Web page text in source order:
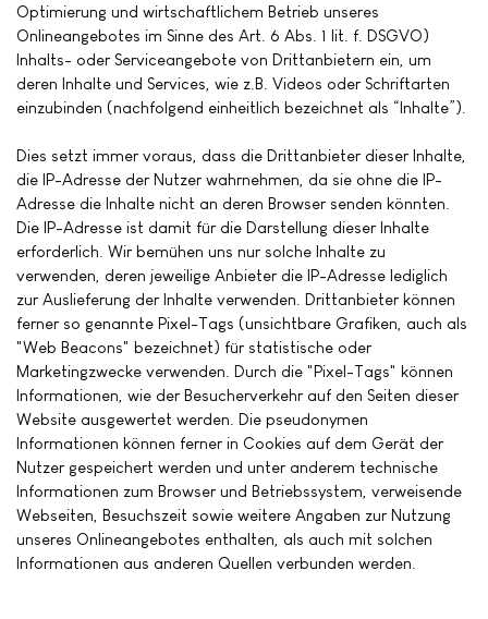
Optimierung und wirtschaftlichem Betrieb unseres
Onlineangebotes im Sinne des Art. 6 Abs. 1 lit. f. DSGVO)
Inhalts- oder Serviceangebote von Drittanbietern ein, um
deren Inhalte und Services, wie z.B. Videos oder Schriftarten
einzubinden (nachfolgend einheitlich bezeichnet als “Inhalte”).
Dies setzt immer voraus, dass die Drittanbieter dieser Inhalte,
die IP-Adresse der Nutzer wahrnehmen, da sie ohne die IP-
Adresse die Inhalte nicht an deren Browser senden könnten.
Die IP-Adresse ist damit für die Darstellung dieser Inhalte
erforderlich. Wir bemühen uns nur solche Inhalte zu
verwenden, deren jeweilige Anbieter die IP-Adresse lediglich
zur Auslieferung der Inhalte verwenden. Drittanbieter können
ferner so genannte Pixel-Tags (unsichtbare Grafiken, auch als
"Web Beacons" bezeichnet) für statistische oder
Marketingzwecke verwenden. Durch die "Pixel-Tags" können
Informationen, wie der Besucherverkehr auf den Seiten dieser
Website ausgewertet werden. Die pseudonymen
Informationen können ferner in Cookies auf dem Gerät der
Nutzer gespeichert werden und unter anderem technische
Informationen zum Browser und Betriebssystem, verweisende
Webseiten, Besuchszeit sowie weitere Angaben zur Nutzung
unseres Onlineangebotes enthalten, als auch mit solchen
Informationen aus anderen Quellen verbunden werden.